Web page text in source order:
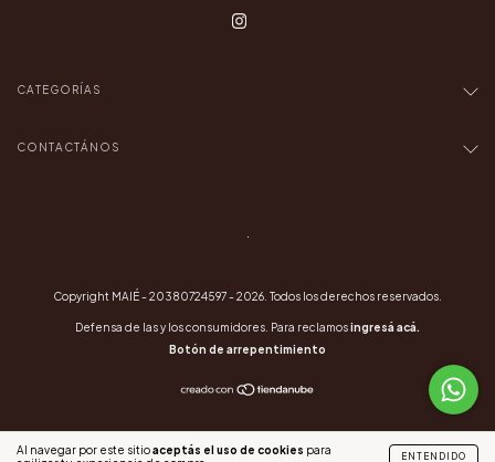
Al navegar por este sitioaceptás el uso de cookies para
ENTENDIDO
CATEGORÍAS
CONTACTÁNOS
Copyright MAIÉ - 20380724597 - 2026. Todos los derechos reservados.
Defensa de las y los consumidores. Para reclamosingresá acá.
Botón de arrepentimiento